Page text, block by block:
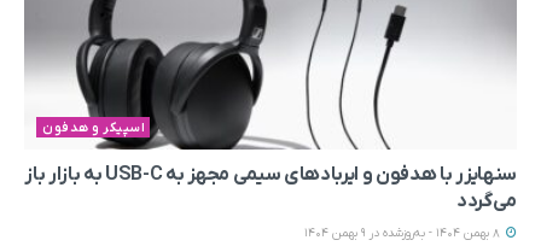
اسپیکر و هدفون
سنهایزر با هدفون و ایربادهای سیمی مجهز به USB-C به بازار باز
می‌گردد